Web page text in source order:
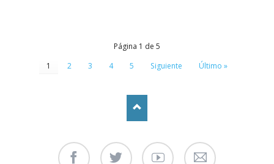
Página 1 de 5
1
2 3 4 5 Siguiente Último »